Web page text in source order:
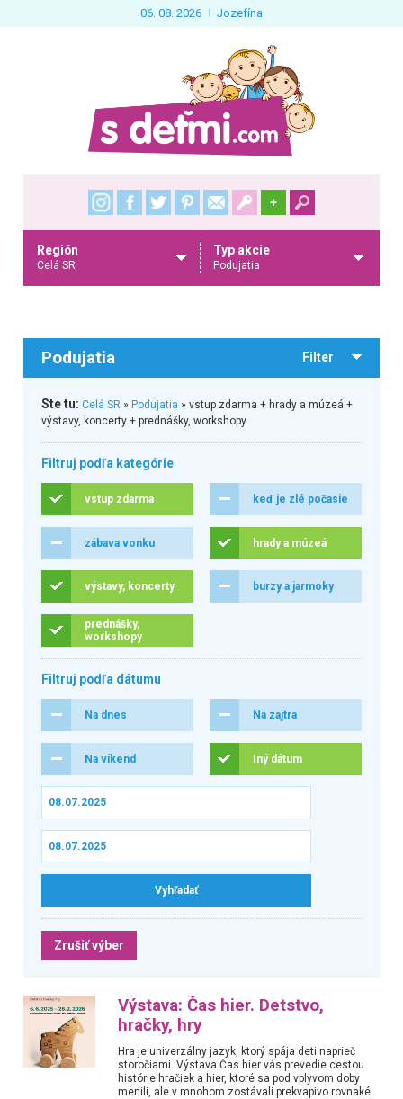
06. 08. 2026 Jozefína
+
Región
Celá SR
Typ akcie
Podujatia
Podujatia Filter
Ste tu: Celá SR» Podujatia » vstup zdarma + hrady a múzeá +
výstavy, koncerty + prednášky, workshopy
Filtruj podľa kategórie
vstup zdarma keď je zlé počasie
zábava vonku hrady a múzeá
výstavy, koncerty burzy a jarmoky
prednášky,
workshopy
Filtruj podľa dátumu
Na dnes Na zajtra
Na víkend Iný dátum
Zrušiť výber
Výstava: Čas hier. Detstvo,
hračky, hry
Hra je univerzálny jazyk, ktorý spája deti naprieč
storočiami. Výstava Čas hier vás prevedie cestou
histórie hračiek a hier, ktoré sa pod vplyvom doby
menili, ale v mnohom zostávali prekvapivo rovnaké.